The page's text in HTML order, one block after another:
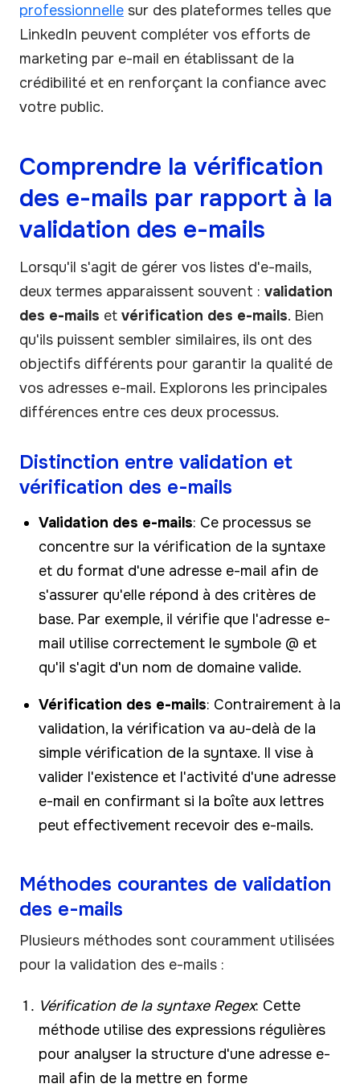
professionnelle sur des plateformes telles que
LinkedIn peuvent compléter vos efforts de
marketing par e-mail en établissant de la
crédibilité et en renforçant la confiance avec
votre public.
Comprendre la vérification
des e-mails par rapport à la
validation des e-mails
Lorsqu'il s'agit de gérer vos listes d'e-mails,
deux termes apparaissent souvent : validation
des e-mails et vérification des e-mails. Bien
qu'ils puissent sembler similaires, ils ont des
objectifs différents pour garantir la qualité de
vos adresses e-mail. Explorons les principales
différences entre ces deux processus.
Distinction entre validation et
vérification des e-mails
Validation des e-mails: Ce processus se
concentre sur la vérification de la syntaxe
et du format d'une adresse e-mail afin de
s'assurer qu'elle répond à des critères de
base. Par exemple, il vérifie que l'adresse e-
mail utilise correctement le symbole @ et
qu'il s'agit d'un nom de domaine valide.
Vérification des e-mails: Contrairement à la
validation, la vérification va au-delà de la
simple vérification de la syntaxe. Il vise à
valider l'existence et l'activité d'une adresse
e-mail en confirmant si la boîte aux lettres
peut effectivement recevoir des e-mails.
Méthodes courantes de validation
des e-mails
Plusieurs méthodes sont couramment utilisées
pour la validation des e-mails :
Vérification de la syntaxe Regex: Cette
méthode utilise des expressions régulières
pour analyser la structure d'une adresse e-
mail afin de la mettre en forme